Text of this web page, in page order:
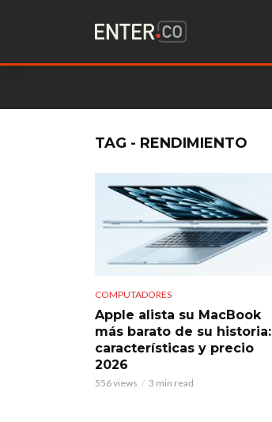
TAG - RENDIMIENTO
COMPUTADORES
Apple alista su MacBook
más barato de su historia:
características y precio
2026
556 views 3 min read